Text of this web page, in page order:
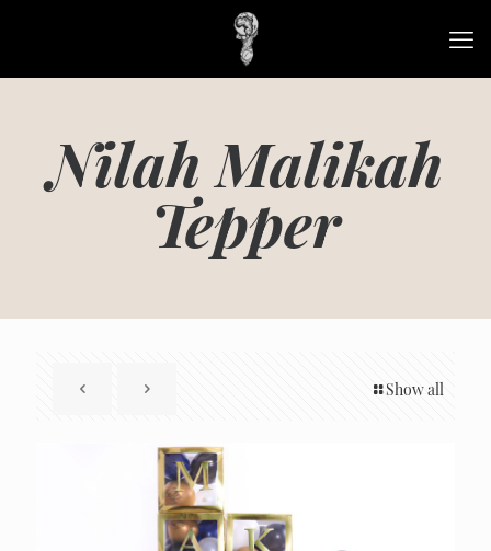
Nilah Malikah
Tepper
Show all